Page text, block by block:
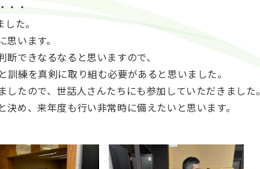
・・
た。
います。
できなるなると思いますので、
練を真剣に取り組む必要があると思いました。
たので、世話人さんたちにも参加していただきました。
め、来年度も行い非常時に備えたいと思います。